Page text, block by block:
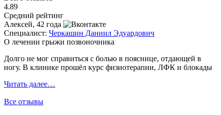
4.89
Средний рейтинг
Алексей, 42 года
Специалист: Черкашин Даниил Эдуардович
О лечении грыжи позвоночника
Долго не мог справиться с болью в пояснице, отдающей в
ногу. В клинике прошёл курс физиотерапии, ЛФК и блокады
Читать далее…
Все отзывы